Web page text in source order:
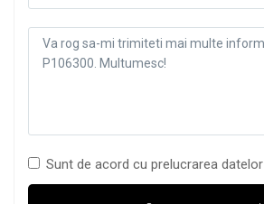
Sunt de acord cu prelucrarea datelor